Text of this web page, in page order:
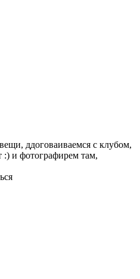
ддоговаиваемся с клубом,
:) и фотографирем там,